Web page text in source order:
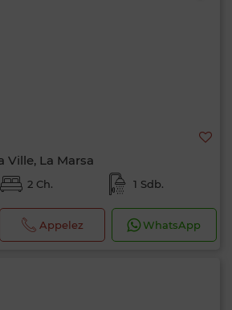
Ville, La Marsa
2 Ch. 1 Sdb.
Appelez WhatsApp